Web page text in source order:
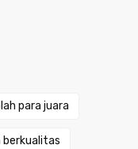
para juara
berkualitas